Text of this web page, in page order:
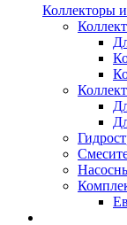
Коллекторы